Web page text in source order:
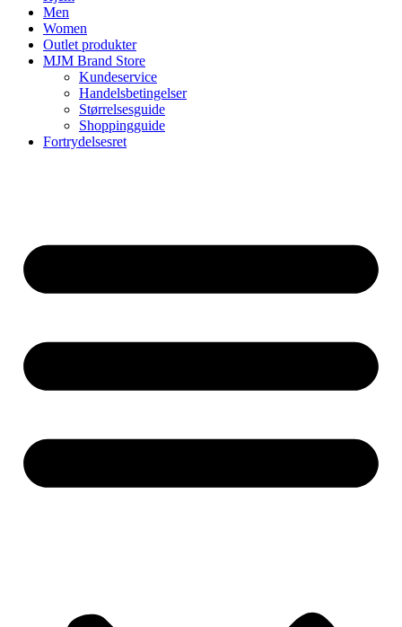
Men
Women
Outlet produkter
MJM Brand Store
Kundeservice
Handelsbetingelser
Størrelsesguide
Shoppingguide
Fortrydelsesret